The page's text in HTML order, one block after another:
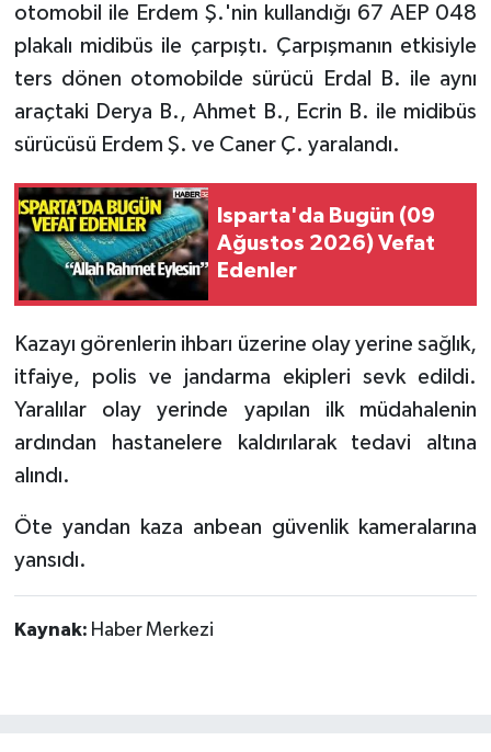
otomobil ile Erdem Ş.'nin kullandığı 67 AEP 048
plakalı midibüs ile çarpıştı. Çarpışmanın etkisiyle
ters dönen otomobilde sürücü Erdal B. ile aynı
araçtaki Derya B., Ahmet B., Ecrin B. ile midibüs
sürücüsü Erdem Ş. ve Caner Ç. yaralandı.
Isparta'da Bugün (09
Ağustos 2026) Vefat
Edenler
Kazayı görenlerin ihbarı üzerine olay yerine sağlık,
itfaiye, polis ve jandarma ekipleri sevk edildi.
Yaralılar olay yerinde yapılan ilk müdahalenin
ardından hastanelere kaldırılarak tedavi altına
alındı.
Öte yandan kaza anbean güvenlik kameralarına
yansıdı.
Kaynak: Haber Merkezi
Tarihi Yapılarımız
Teknoloji
Türkiye
Yerel
İletişim